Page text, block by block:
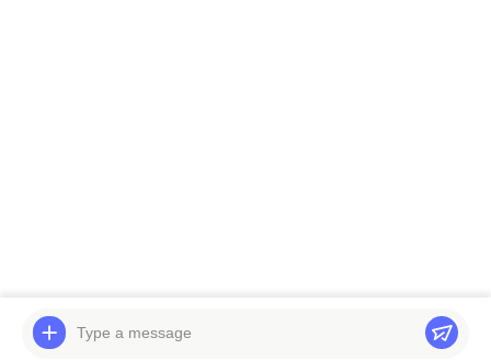
© 2026 Weifang Mension Machinery Technology Co., Ltd.. All Rights